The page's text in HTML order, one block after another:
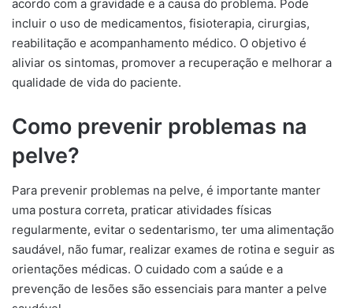
acordo com a gravidade e a causa do problema. Pode
incluir o uso de medicamentos, fisioterapia, cirurgias,
reabilitação e acompanhamento médico. O objetivo é
aliviar os sintomas, promover a recuperação e melhorar a
qualidade de vida do paciente.
Como prevenir problemas na
pelve?
Para prevenir problemas na pelve, é importante manter
uma postura correta, praticar atividades físicas
regularmente, evitar o sedentarismo, ter uma alimentação
saudável, não fumar, realizar exames de rotina e seguir as
orientações médicas. O cuidado com a saúde e a
prevenção de lesões são essenciais para manter a pelve